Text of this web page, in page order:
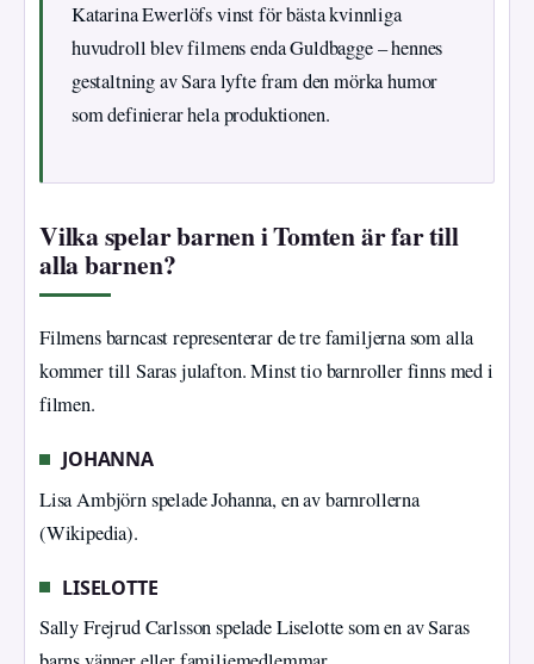
Katarina Ewerlöfs vinst för bästa kvinnliga
huvudroll blev filmens enda Guldbagge – hennes
gestaltning av Sara lyfte fram den mörka humor
som definierar hela produktionen.
Vilka spelar barnen i Tomten är far till
alla barnen?
Filmens barncast representerar de tre familjerna som alla
kommer till Saras julafton. Minst tio barnroller finns med i
filmen.
JOHANNA
Lisa Ambjörn spelade Johanna, en av barnrollerna
(Wikipedia).
LISELOTTE
Sally Frejrud Carlsson spelade Liselotte som en av Saras